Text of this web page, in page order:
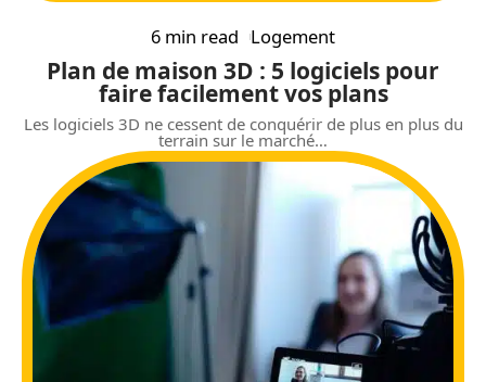
6 min read Logement
Plan de maison 3D : 5 logiciels pour
faire facilement vos plans
Les logiciels 3D ne cessent de conquérir de plus en plus du
terrain sur le marché…